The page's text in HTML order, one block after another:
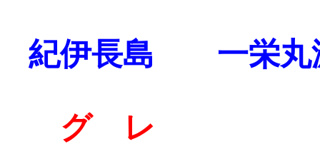
紀伊長島 一栄丸
グ レ